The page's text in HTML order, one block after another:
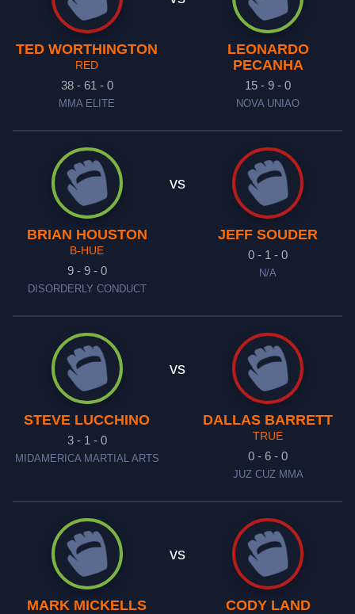
TED WORTHINGTON
RED
38 - 61 - 0
MMA ELITE
LEONARDO
PECANHA
15 - 9 - 0
NOVA UNIAO
BRIAN HOUSTON
B-HUE
9 - 9 - 0
DISORDERLY CONDUCT
vs
JEFF SOUDER
0 - 1 - 0
N/A
STEVE LUCCHINO
3 - 1 - 0
MIDAMERICA MARTIAL ARTS
vs
DALLAS BARRETT
TRUE
0 - 6 - 0
JUZ CUZ MMA
MARK MICKELLS
vs
CODY LAND